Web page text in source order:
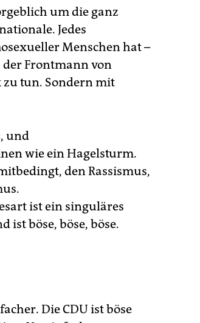
um die ganz
Jedes
Menschen hat –
Frontmann von
zu tun. Sondern mit
und
wie ein Hagelsturm.
den Rassismus,
ist ein singuläres
ist böse, böse, böse.
Die CDU ist böse